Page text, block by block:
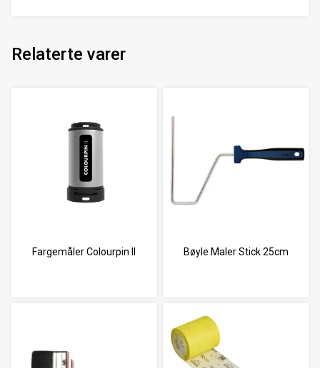
Relaterte varer
Fargemåler Colourpin II Bøyle Maler Stick 25cm